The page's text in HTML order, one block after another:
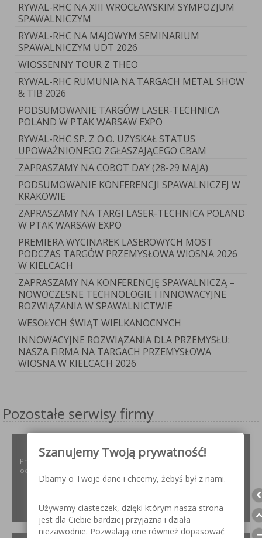
RYWAL-RHC NA XIII WROCŁAWSKIM SYMPOZJUM
SPAWALNICZYM
RYWAL-RHC NA MAJOWYM SEMINARIUM
SPAWALNICZYM UDT 2026
WIOSSENNY TOUR Z THEO
RYWAL-RHC RUMUNIA NA TARGACH METAL SHOW
& TIB 2026
PODSUMOWANIE TARGÓW LASER-TECHNICA
POLAND W PTAK WARSAW EXPO
RYWAL-RHC SP. Z O.O. UZYSKAŁ STATUS
UPOWAŻNIONEGO ZGŁASZAJĄCEGO CBAM
ZAPRASZAMY NA COBOT DAY (28-29 MAJA)
PODSUMOWANIE KONFERENCJI SPAWALNICZEJ W
KRAKOWIE
ZAPRASZAMY NA TARGI LASER-TECHNICA POLAND
W PTAK WARSAW EXPO
PREMIERA WYCINAREK LASEROWYCH MOST
PODCZAS TARGÓW PRZEMYSŁOWA WIOSNA 2026
W KIELCACH
ZAPRASZAMY NA KONFERENCJĘ SPAWALNICZĄ –
NOWOCZESNE TECHNOLOGIE I INNOWACYJNE
ROZWIĄZANIA W SPAWALNICTWIE
WESOŁYCH ŚWIĄT WIELKANOCNYCH
INNOWACYJNE ROZWIĄZANIA DLA PRZEMYSŁU:
NASZA FIRMA NA TARGACH PRZEMYSŁOWA
WIOSNA W KIELCACH 2026
Pozostałe serwisy firmy
Projektowanie i dobór, montaż, serwis instalacji i urządzeń
odpylających dla różnych gałęzi przemysłu.
ZOBACZ
Szanujemy Twoją prywatność!
Dbamy o Twoje dane i chcemy, żebyś był z nami.
Używamy ciasteczek, dzięki którym nasza strona
jest dla Ciebie bardziej przyjazna i działa
niezawodnie. Pozwalają one również dopasować